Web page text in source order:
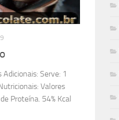
Serve: 1
Valores
Proteína. 54% Kcal